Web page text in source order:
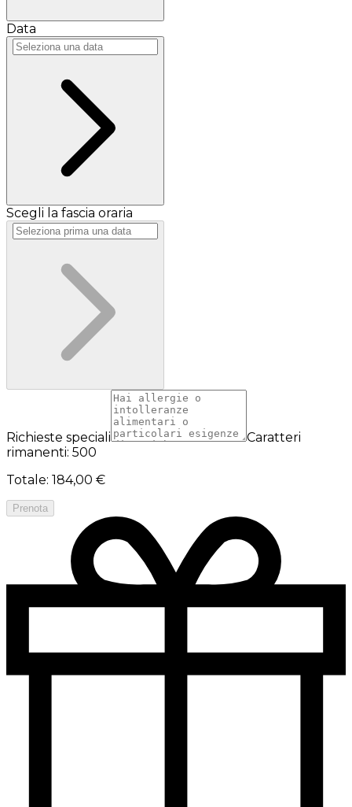
Data
Scegli la fascia oraria
Richieste speciali
Caratteri
rimanenti: 500
Totale: 184,00 €
Prenota